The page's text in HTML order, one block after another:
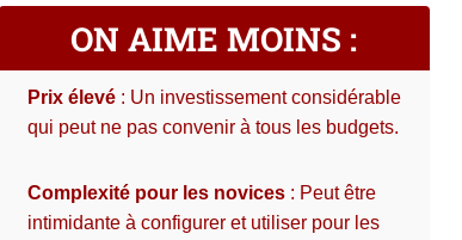
ON AIME MOINS :
Prix élevé: Un investissement considérable
qui peut ne pas convenir à tous les budgets.
Complexité pour les novices: Peut être
intimidante à configurer et utiliser pour les